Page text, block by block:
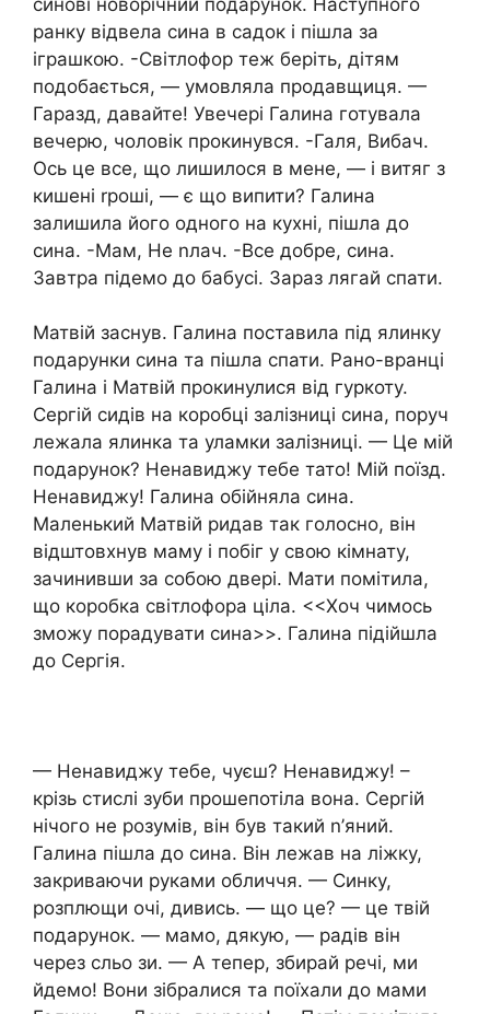
ранку відвела сина в садок і пішла за
іграшкою. -Світлофор теж беріть, дітям
подобається, — умовляла продавщиця. —
Гаразд, давайте! Увечері Галина готувала
вечерю, чоловік прокинувся. -Галя, Вибач.
Ось це все, що лишилося в мене, — і витяг з
кишені rроші, — є що випити? Галина
залишила його одного на кухні, пішла до
сина. -Мам, Не nлач. -Все добре, сина.
Завтра підемо до бабусі. Зараз лягай спати.
Матвій заснув. Галина поставила під ялинку
подарунки сина та пішла спати. Рано-вранці
Галина і Матвій прокинулися від гуркоту.
Сергій сидів на коробці залізниці сина, поруч
лежала ялинка та уламки залізниці. — Це мій
подарунок? Ненавиджу тебе тато! Мій поїзд.
Ненавиджу! Галина обійняла сина.
Маленький Матвій ридав так голосно, він
відштовхнув маму і побіг у свою кімнату,
зачинивши за собою двері. Мати помітила,
що коробка світлофора ціла. <<Хоч чимось
зможу порадувати сина>>. Галина підійшла
до Сергія.
— Ненавиджу тебе, чуєш? Ненавиджу! –
крізь стислі зуби прошепотіла вона. Сергій
нічого не розумів, він був такий n’яний.
Галина пішла до сина. Він лежав на ліжку,
закриваючи руками обличчя. — Синку,
розплющи очі, дивись. — що це? — це твій
подарунок. — мамо, дякую, — радів він
через сльо зи. — А тепер, збирай речі, ми
йдемо! Вони зібралися та поїхали до мами